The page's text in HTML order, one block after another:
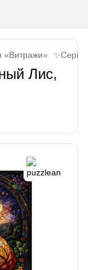
«Витражи» ✨Серія
Лис,